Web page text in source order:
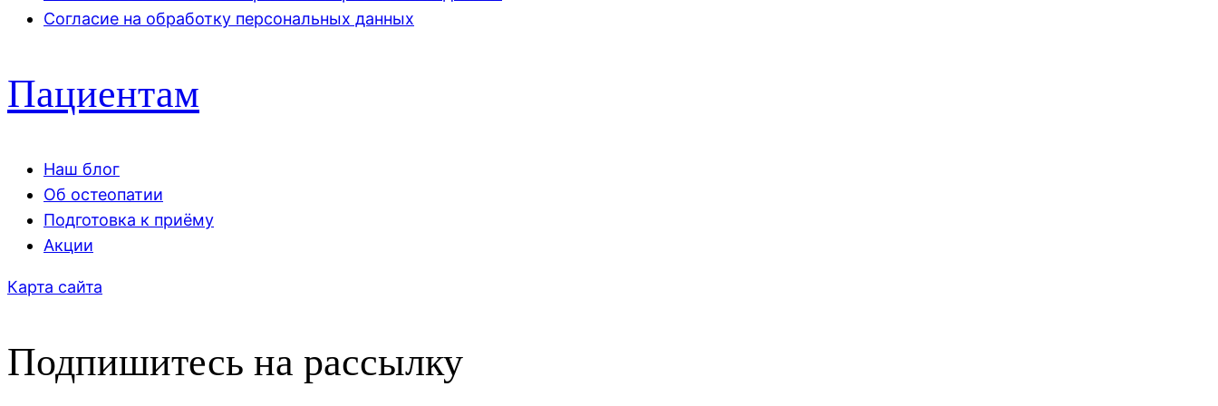
Согласие на обработку персональных данных
Пациентам
Наш блог
Об остеопатии
Подготовка к приёму
Акции
Карта сайта
Подпишитесь на рассылку